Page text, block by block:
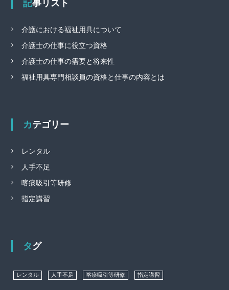
記事リスト
介護における福祉用具について
介護士の仕事に役立つ資格
介護士の仕事の需要と将来性
福祉用具専門相談員の資格と仕事の内容とは
カテゴリー
レンタル
人手不足
喀痰吸引等研修
指定講習
タグ
レンタル 人手不足 喀痰吸引等研修 指定講習